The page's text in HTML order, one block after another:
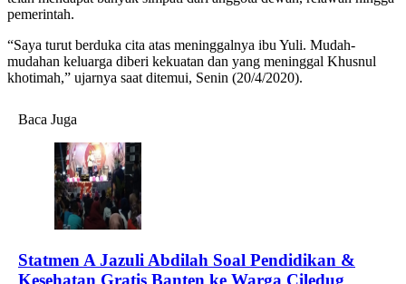
pemerintah.
“Saya turut berduka cita atas meninggalnya ibu Yuli. Mudah-
mudahan keluarga diberi kekuatan dan yang meninggal Khusnul
khotimah,” ujarnya saat ditemui, Senin (20/4/2020).
Baca Juga
Statmen A Jazuli Abdilah Soal Pendidikan &
Kesehatan Gratis Banten ke Warga Ciledug